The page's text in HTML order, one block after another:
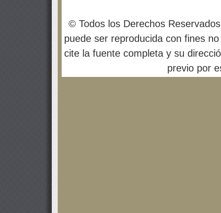
© Todos los Derechos
puede ser reproducida con fines
cite la fuente completa y su
previo por